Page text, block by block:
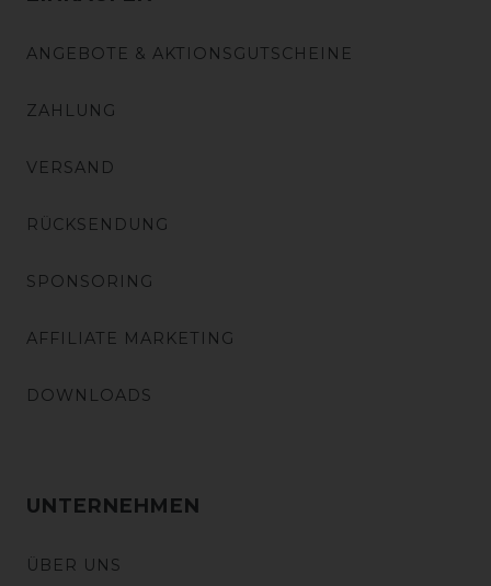
ANGEBOTE & AKTIONSGUTSCHEINE
ZAHLUNG
VERSAND
RÜCKSENDUNG
SPONSORING
AFFILIATE MARKETING
DOWNLOADS
UNTERNEHMEN
ÜBER UNS